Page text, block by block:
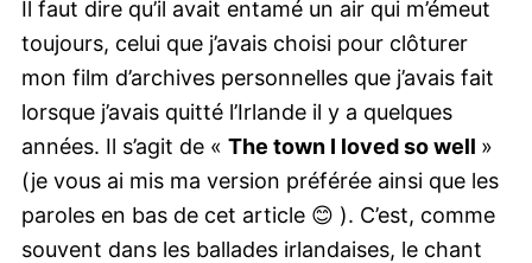
Il faut dire qu’il avait entamé un air qui m’émeut
toujours, celui que j’avais choisi pour clôturer
mon film d’archives personnelles que j’avais fait
lorsque j’avais quitté l’Irlande il y a quelques
années. Il s’agit de « The town I loved so well »
(je vous ai mis ma version préférée ainsi que les
paroles en bas de cet article 😊 ). C’est, comme
souvent dans les ballades irlandaises, le chant